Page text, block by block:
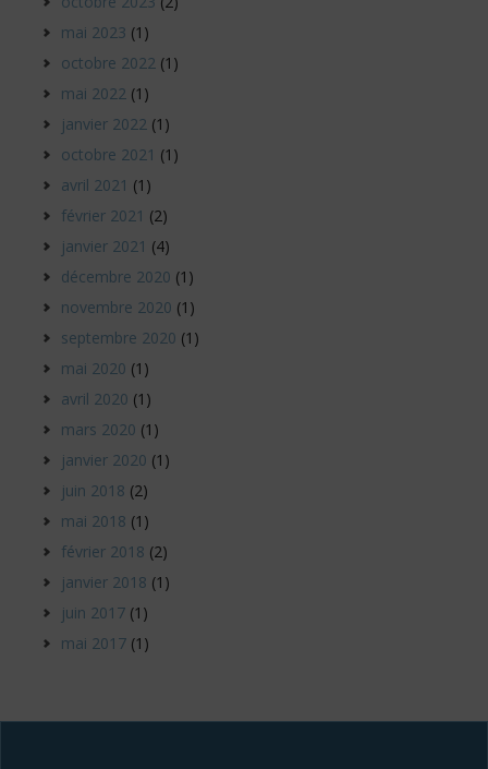
mai 2023 (1)
octobre 2022 (1)
mai 2022 (1)
janvier 2022 (1)
octobre 2021 (1)
avril 2021 (1)
février 2021 (2)
janvier 2021 (4)
décembre 2020 (1)
novembre 2020 (1)
septembre 2020 (1)
mai 2020 (1)
avril 2020 (1)
mars 2020 (1)
janvier 2020 (1)
juin 2018 (2)
mai 2018 (1)
février 2018 (2)
janvier 2018 (1)
juin 2017 (1)
mai 2017 (1)